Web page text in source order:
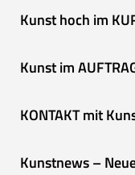
Kunst hoch im
Kunst im
KONTAKT mit
Kunstnews –